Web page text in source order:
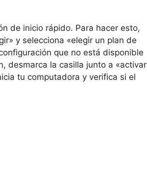
de inicio rápido. Para hacer esto,
y selecciona «elegir un plan de
que no está disponible
desmarca la casilla junto a «activar
tu computadora y verifica si el